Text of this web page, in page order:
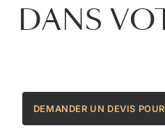
DANS
DEMANDER UN DEVIS